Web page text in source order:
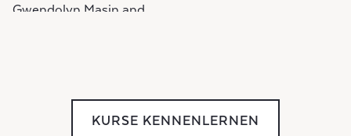
Gwendolyn Masin and
KURSE KENNENLERNEN